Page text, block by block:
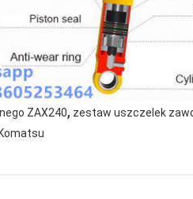
ZAX240, zestaw uszczelek